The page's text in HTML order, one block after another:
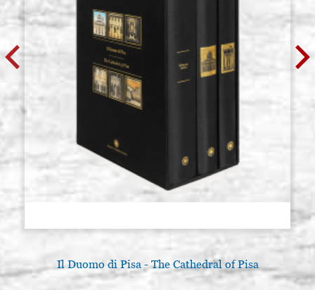
Il Duomo di Pisa - The Cathedral of Pisa